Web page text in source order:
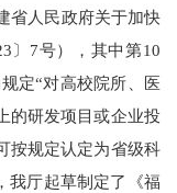
人民政府关于加快
〕7号），其中第10
定“对高校院所、医
的研发项目或企业投
按规定认定为省级科
我厅起草制定了《福